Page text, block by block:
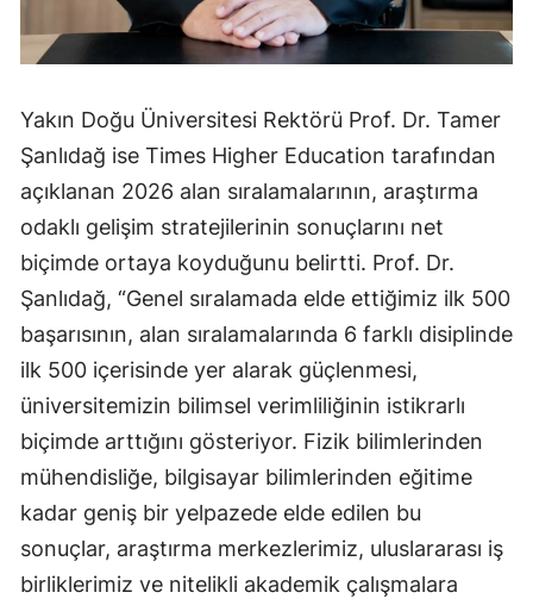
Yakın Doğu Üniversitesi Rektörü Prof. Dr. Tamer
Şanlıdağ ise Times Higher Education tarafından
açıklanan 2026 alan sıralamalarının, araştırma
odaklı gelişim stratejilerinin sonuçlarını net
biçimde ortaya koyduğunu belirtti. Prof. Dr.
Şanlıdağ, “Genel sıralamada elde ettiğimiz ilk 500
başarısının, alan sıralamalarında 6 farklı disiplinde
ilk 500 içerisinde yer alarak güçlenmesi,
üniversitemizin bilimsel verimliliğinin istikrarlı
biçimde arttığını gösteriyor. Fizik bilimlerinden
mühendisliğe, bilgisayar bilimlerinden eğitime
kadar geniş bir yelpazede elde edilen bu
sonuçlar, araştırma merkezlerimiz, uluslararası iş
birliklerimiz ve nitelikli akademik çalışmalara